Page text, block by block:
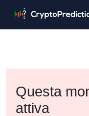
Questa
attiva